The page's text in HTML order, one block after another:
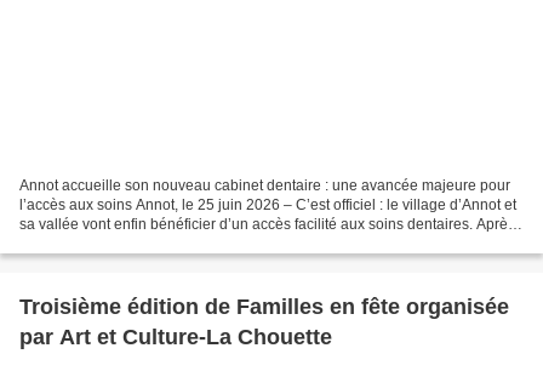
Annot accueille son nouveau cabinet dentaire : une avancée majeure pour
l’accès aux soins Annot, le 25 juin 2026 – C’est officiel : le village d’Annot et
sa vallée vont enfin bénéficier d’un accès facilité aux soins dentaires. Après
Troisième édition de Familles en fête organisée
par Art et Culture-La Chouette